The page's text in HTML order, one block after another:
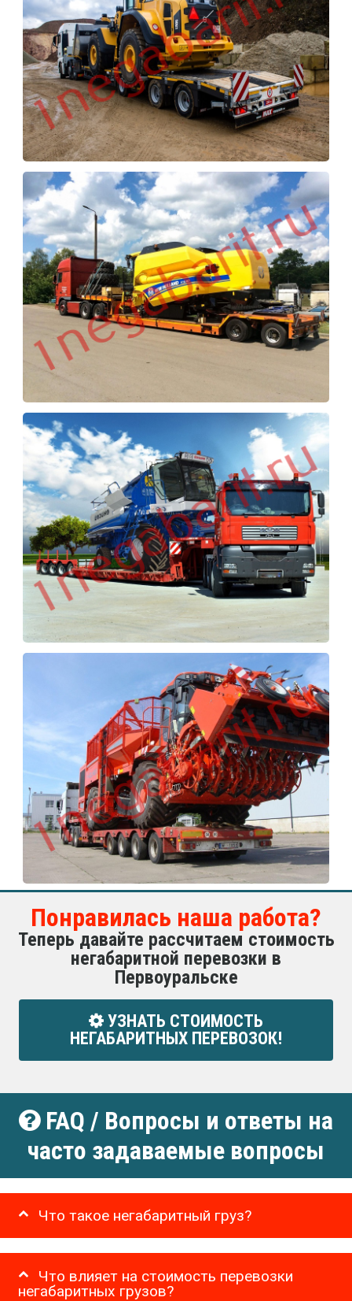
Понравилась наша работа?
Теперь давайте рассчитаем стоимость
негабаритной перевозки в
Первоуральске
УЗНАТЬ СТОИМОСТЬ
НЕГАБАРИТНЫХ ПЕРЕВОЗОК!
FAQ / Вопросы и ответы на
часто задаваемые вопросы
Что такое негабаритный груз?
Что влияет на стоимость перевозки
негабаритных грузов?